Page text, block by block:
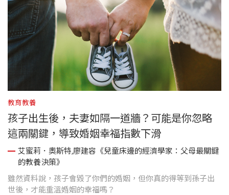
教育教養
孩子出生後，夫妻如隔一道牆？可能是你忽略
這兩關鍵，導致婚姻幸福指數下滑
艾蜜莉．奧斯特,廖建容《兒童床邊的經濟學家：父母最關鍵
的教養決策》
雖然資料說，孩子會毀了你們的婚姻，但你真的得等到孫子出
世後，才能重溫婚姻的幸福嗎？